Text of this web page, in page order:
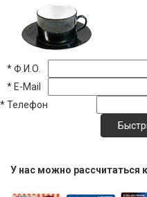
*Ф.И.О.
* E-Mail
*Телефон
У нас можно рассчитаться